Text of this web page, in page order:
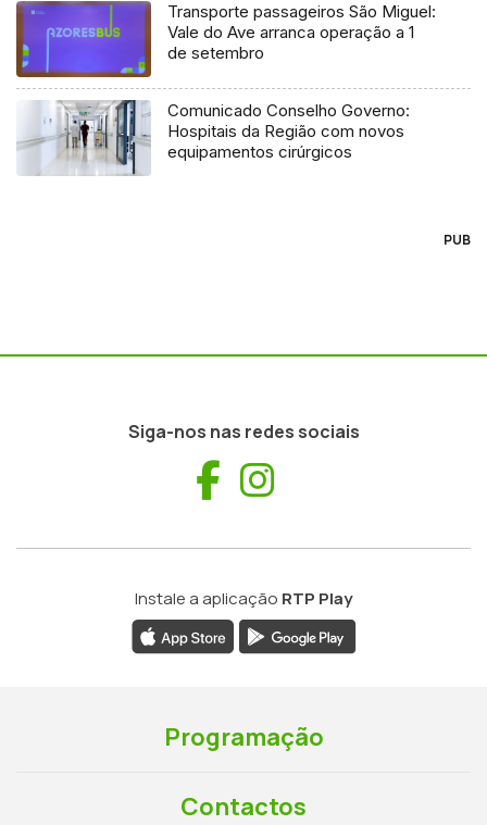
Transporte passageiros São Miguel:
Vale do Ave arranca operação a 1
de setembro
Comunicado Conselho Governo:
Hospitais da Região com novos
equipamentos cirúrgicos
PUB
Siga-nos nas redes sociais
Facebook
Instale a aplicação RTP Play
Programação
Contactos